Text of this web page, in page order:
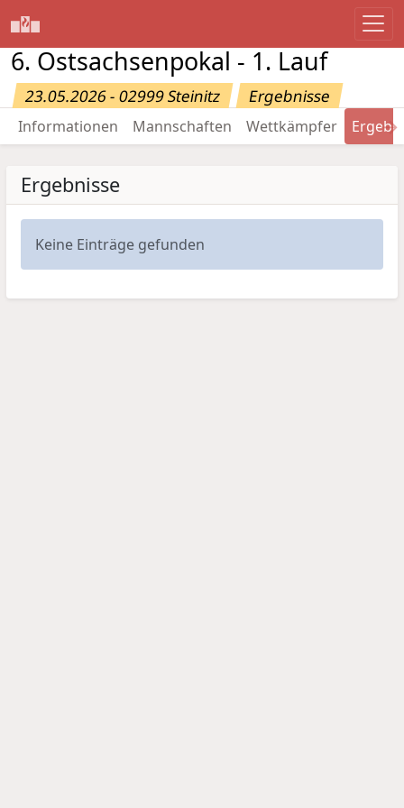
6. Ostsachsenpokal - 1. Lauf
23.05.2026 - 02999 Steinitz Ergebnisse
Informationen Mannschaften Wettkämpfer →
Ergebnisse
Keine Einträge gefunden